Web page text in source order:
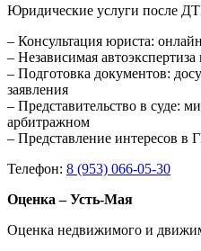
Юридические услуги после
– Консультация юриста:
– Независимая
– Подготовка документов:
заявления
– Представительство в суде:
арбитражном
– Представление интересов
Телефон: 8 (953) 066-05-30
Оценка – Усть-Мая
Оценка недвижимого и